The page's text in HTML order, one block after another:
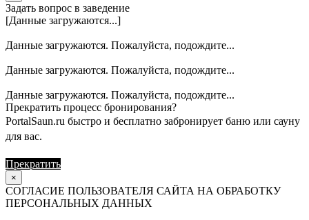
Задать вопрос в заведение
[Данные загружаются...]
Данные загружаются. Пожалуйста, подождите...
Данные загружаются. Пожалуйста, подождите...
Данные загружаются. Пожалуйста, подождите...
Прекратить процесс бронирования?
PortalSaun.ru быстро и бесплатно забронирует баню или сауну
для вас.
Прекратить
×
СОГЛАСИЕ ПОЛЬЗОВАТЕЛЯ САЙТА НА ОБРАБОТКУ
ПЕРСОНАЛЬНЫХ ДАННЫХ